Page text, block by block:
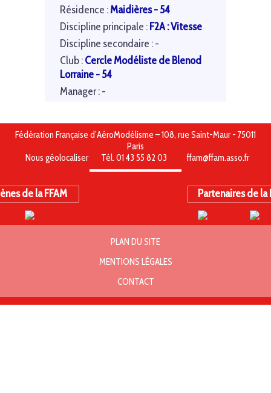
Résidence :Maidières - 54
Discipline principale :F2A : Vitesse
Discipline secondaire : -
Club :Cercle Modéliste de Blenod
Lorraine - 54
Manager : -
Fédération Française d’AéroModélisme – 108, rue Saint-Maur - 75011
Paris
Nous géolocaliser
Tél. 01 43 55 82 03 ffam@ffam.asso.fr
de la FFAM Partenaires de la
PLAN DU SITE
MENTIONS LÉGALES
CONTACT